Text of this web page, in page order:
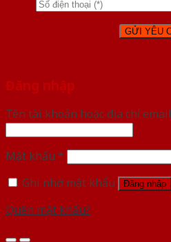
Đăng nhập
Tên tài khoản hoặc địa chỉ email
Mật khẩu *
Ghi nhớ mật khẩu
Đăng nhập
Quên mật khẩu?